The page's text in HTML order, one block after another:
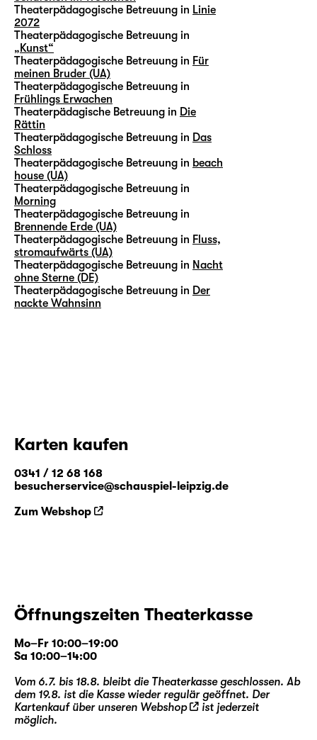
Theaterpädagogische Betreuung in Linie
2072
Theaterpädagogische Betreuung in
„Kunst“
Theaterpädagogische Betreuung in Für
meinen Bruder (UA)
Theaterpädagogische Betreuung in
Frühlings Erwachen
Theaterpädagische Betreuung in Die
Rättin
Theaterpädagogische Betreuung in Das
Schloss
Theaterpädagogische Betreuung in beach
house (UA)
Theaterpädagogische Betreuung in
Morning
Theaterpädagogische Betreuung in
Brennende Erde (UA)
Theaterpädagogische Betreuung in Fluss,
stromaufwärts (UA)
Theaterpädagogische Betreuung in Nacht
ohne Sterne (DE)
Theaterpädagogische Betreuung in Der
nackte Wahnsinn
Karten kaufen
0341 / 12 68 168
besucherservice@schauspiel-leipzig.de
Zum Webshop
Öffnungszeiten Theaterkasse
Mo–Fr 10:00–19:00
Sa 10:00–14:00
Vom 6.7. bis 18.8. bleibt die Theaterkasse geschlossen. Ab
dem 19.8. ist die Kasse wieder regulär geöffnet. Der
Kartenkauf über unseren Webshop
ist jederzeit
möglich.